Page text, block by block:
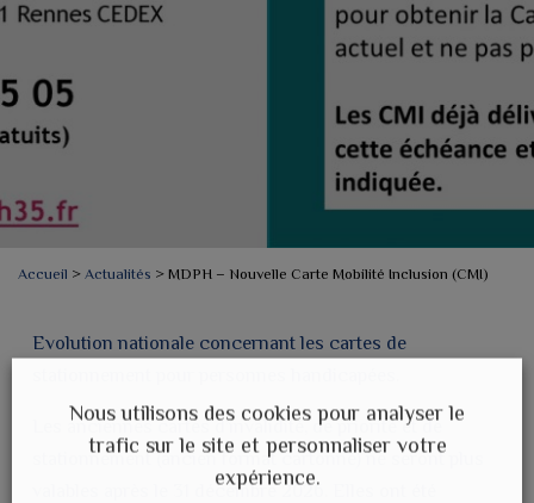
Accueil > Actualités > MDPH – Nouvelle Carte Mobilité Inclusion (CMI)
Evolution nationale concernant les cartes de
Les anciennes cartes d’invalidité, de priorité et de
stationnement (ancien format cartonné) ne seront plus
valables après le 31 décembre 2026. Elles ont été
Nous utilisons des cookies pour analyser le
trafic sur le site et personnaliser votre
expérience.